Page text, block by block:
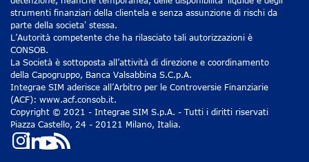
strumenti finanziari della clientela e senza assunzione di rischi da
parte della societa' stessa.
L’Autorità competente che ha rilasciato tali autorizzazioni è
CONSOB.
La Società è sottoposta all’attività di direzione e coordinamento
della Capogruppo, Banca Valsabbina S.C.p.A.
Integrae SIM aderisce all’Arbitro per le Controversie Finanziarie
(ACF): www.acf.consob.it.
Copyright © 2021 - Integrae SIM S.p.A. - Tutti i diritti riservati
Piazza Castello, 24 - 20121 Milano, Italia.